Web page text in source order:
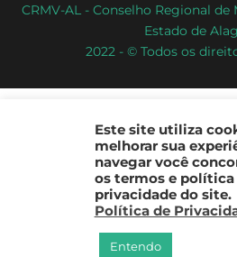
CRMV-AL - Conselho Regional
Estado de
2022 - © Todos os
Este site utiliza
melhorar sua
navegar você
os termos e política
privacidade do site.
Política de
Entendo